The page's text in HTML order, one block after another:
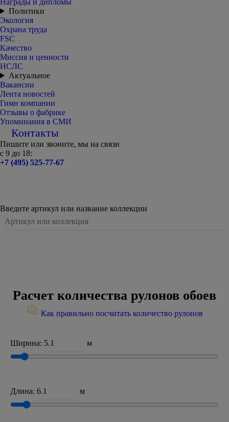
Награды и дипломы
Политики
Экология
Охрана труда
FSC
Качество
Миссия и ценности
НСЛС
Актуальное
Вакансии
Лента новостей
Гимн компании
Отзывы о фабрике
Упоминания в СМИ
Контакты
Пишите или звоните, мы на связи
с 9 до 18:
+7 (495) 525-77-67
Введите артикул или название коллекции
Расчет количества рулонов обоев
Как правильно посчитать количество рулонов
Ширина: м
Длина: м